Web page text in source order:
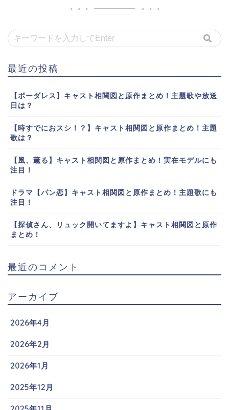
最近の投稿
【ボーダレス】キャスト相関図と原作まとめ！主題歌や放送
日は？
【時すでにおスシ！？】キャスト相関図と原作まとめ！主題
歌は？
【風、薫る】キャスト相関図と原作まとめ！実在モデルにも
注目！
ドラマ【パン恋】キャスト相関図と原作まとめ！主題歌にも
注目！
【探偵さん、リュック開いてますよ】キャスト相関図と原作
まとめ！
最近のコメント
アーカイブ
2026年4月
2026年2月
2026年1月
2025年12月